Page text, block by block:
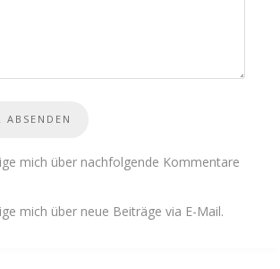
mich über nachfolgende Kommentare
mich über neue Beiträge via E-Mail.